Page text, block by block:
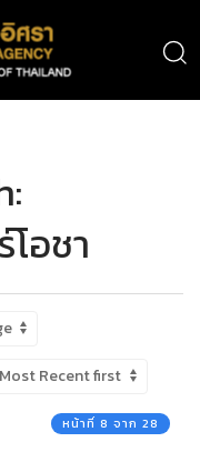
อชา
หน้าที่ 8 จาก 28